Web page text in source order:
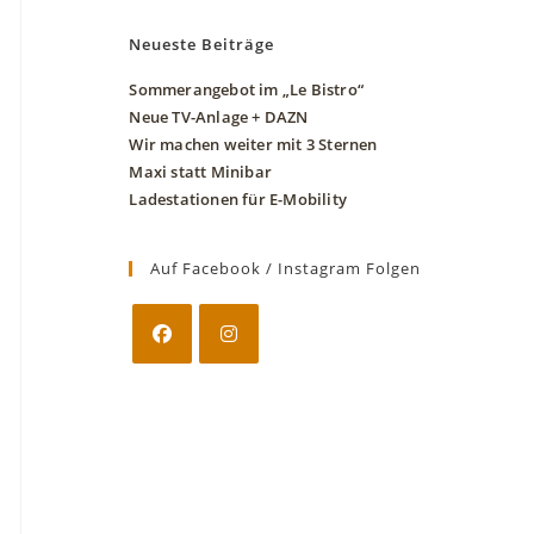
Neueste Beiträge
Sommerangebot im „Le Bistro“
Neue TV-Anlage + DAZN
Wir machen weiter mit 3 Sternen
Maxi statt Minibar
Ladestationen für E-Mobility
Auf Facebook / Instagram Folgen